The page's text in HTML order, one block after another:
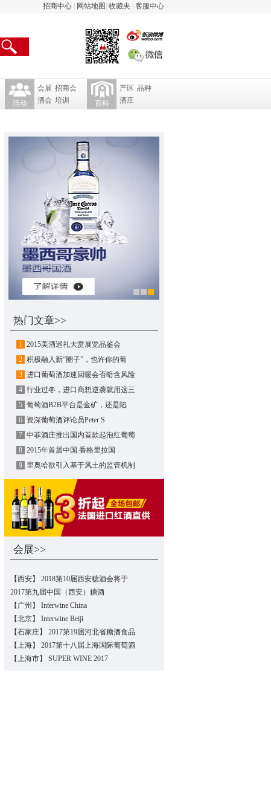
招商中心 网站地图 收藏夹 客服中心
活动
会展 招商会
酒会 培训 百科
产区 品种
酒庄
热门文章>>
1 2015美酒巡礼大赏展览品鉴会
2 积极融入新“圈子”，也许你的葡
3 进口葡萄酒加速回暖会否暗含风险
4 行业过冬，进口商想逆袭就用这三
5 葡萄酒B2B平台是金矿，还是陷
6 资深葡萄酒评论员Peter S
7 中菲酒庄推出国内首款起泡红葡萄
8 2015年首届中国.香格里拉国
9 里奥哈欲引入基于风土的监管机制
会展>>
【西安】 2018第10届西安糖酒会将于
2017第九届中国（西安）糖酒
【广州】 Interwine China
【北京】 Interwine Beiji
【石家庄】 2017第19届河北省糖酒食品
【上海】 2017第十八届上海国际葡萄酒
【上海市】 SUPER WINE 2017